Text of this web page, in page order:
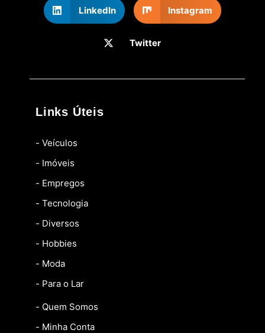
LinkedIn Instagram
Twitter
Links Úteis
- Veículos
- Imóveis
- Empregos
- Tecnologia
- Diversos
- Hobbies
- Moda
- Para o Lar
- Quem Somos
- Minha Conta